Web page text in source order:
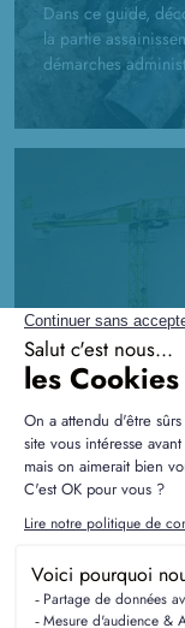
Dans ce guide,
la partie
démarches
La RE2020
propriétaires
La RE2020 est la
touche le secteur
différencie de la
Faire